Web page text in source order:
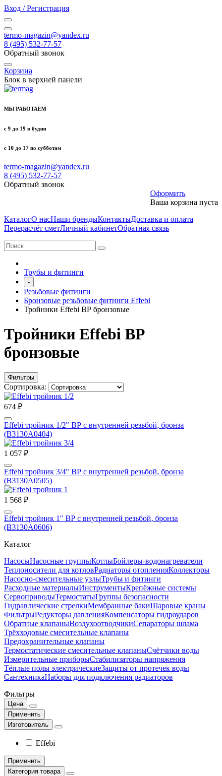
Вход / Регистрация
termo-magazin@yandex.ru
8 (495) 532-77-57
Обратный звонок
Корзина
Блок в верхней панели
МЫ РАБОТАЕМ
с 9 до 19 в будни
с 10 до 17 по субботам
termo-magazin@yandex.ru
8 (495) 532-77-57
Обратный звонок
Оформить
Ваша корзина пуста
КаталогО насНаши брендыКонтактыДоставка и оплата
Перерасчёт сметЛичный кабинетОбратная связь
Трубы и фитинги
-
Резьбовые фитинги
Бронзовые резьбовые фитинги Effebi
Тройники Effebi ВР бронзовые
Тройники Effebi ВР
бронзовые
Фильтры
Сортировка:
674 ₽
Effebi тройник 1/2" ВР с внутренней резьбой, бронза
(B3130A0404)
1 057 ₽
Effebi тройник 3/4" ВР с внутренней резьбой, бронза
(B3130A0505)
1 568 ₽
Effebi тройник 1" ВР с внутренней резьбой, бронза
(B3130A0606)
Каталог
НасосыНасосные группыКотлыБойлеры-водонагреватели
Теплоносители для котловРадиаторы отопленияКоллекторы
Насосно-смесительные узлыТрубы и фитинги
Расходные материалыИнструментыКрепёжные системы
СервоприводыТермостатыГруппы безопасности
Гидравлические стрелкиМембранные бакиШаровые краны
ФильтрыРедукторы давленияКомпенсаторы гидроударов
Обратные клапаныВоздухоотводчикиСепараторы шлама
Трёхходовые смесительные клапаны
Предохранительные клапаны
Термостатические смесительные клапаныСчётчики воды
Измерительные приборыСтабилизаторы напряжения
Тёплые полы электрическиеЗащиты от протечек воды
СантехникаНаборы для подключения радиаторов
Фильтры
Цена
Применить
Изготовитель
Effebi
Применить
Категория товара